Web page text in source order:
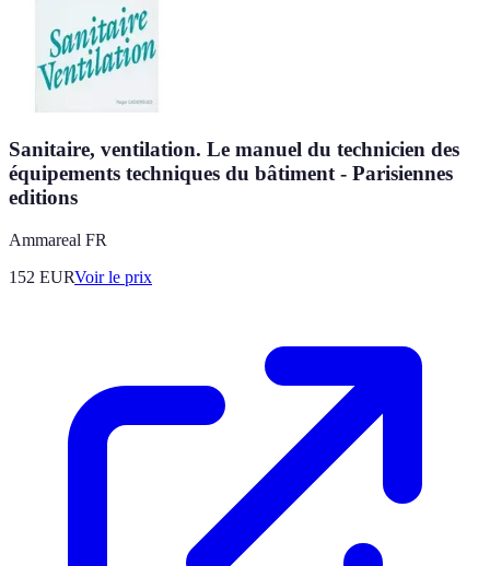
Sanitaire, ventilation. Le manuel du technicien des
équipements techniques du bâtiment - Parisiennes
editions
Ammareal FR
152 EURVoir le prix